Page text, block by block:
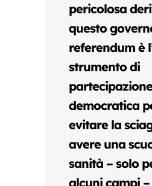
pericolosa
questo
referendum è
strumento di
democratica
evitare la
avere una
sanità – solo
alcuni campi